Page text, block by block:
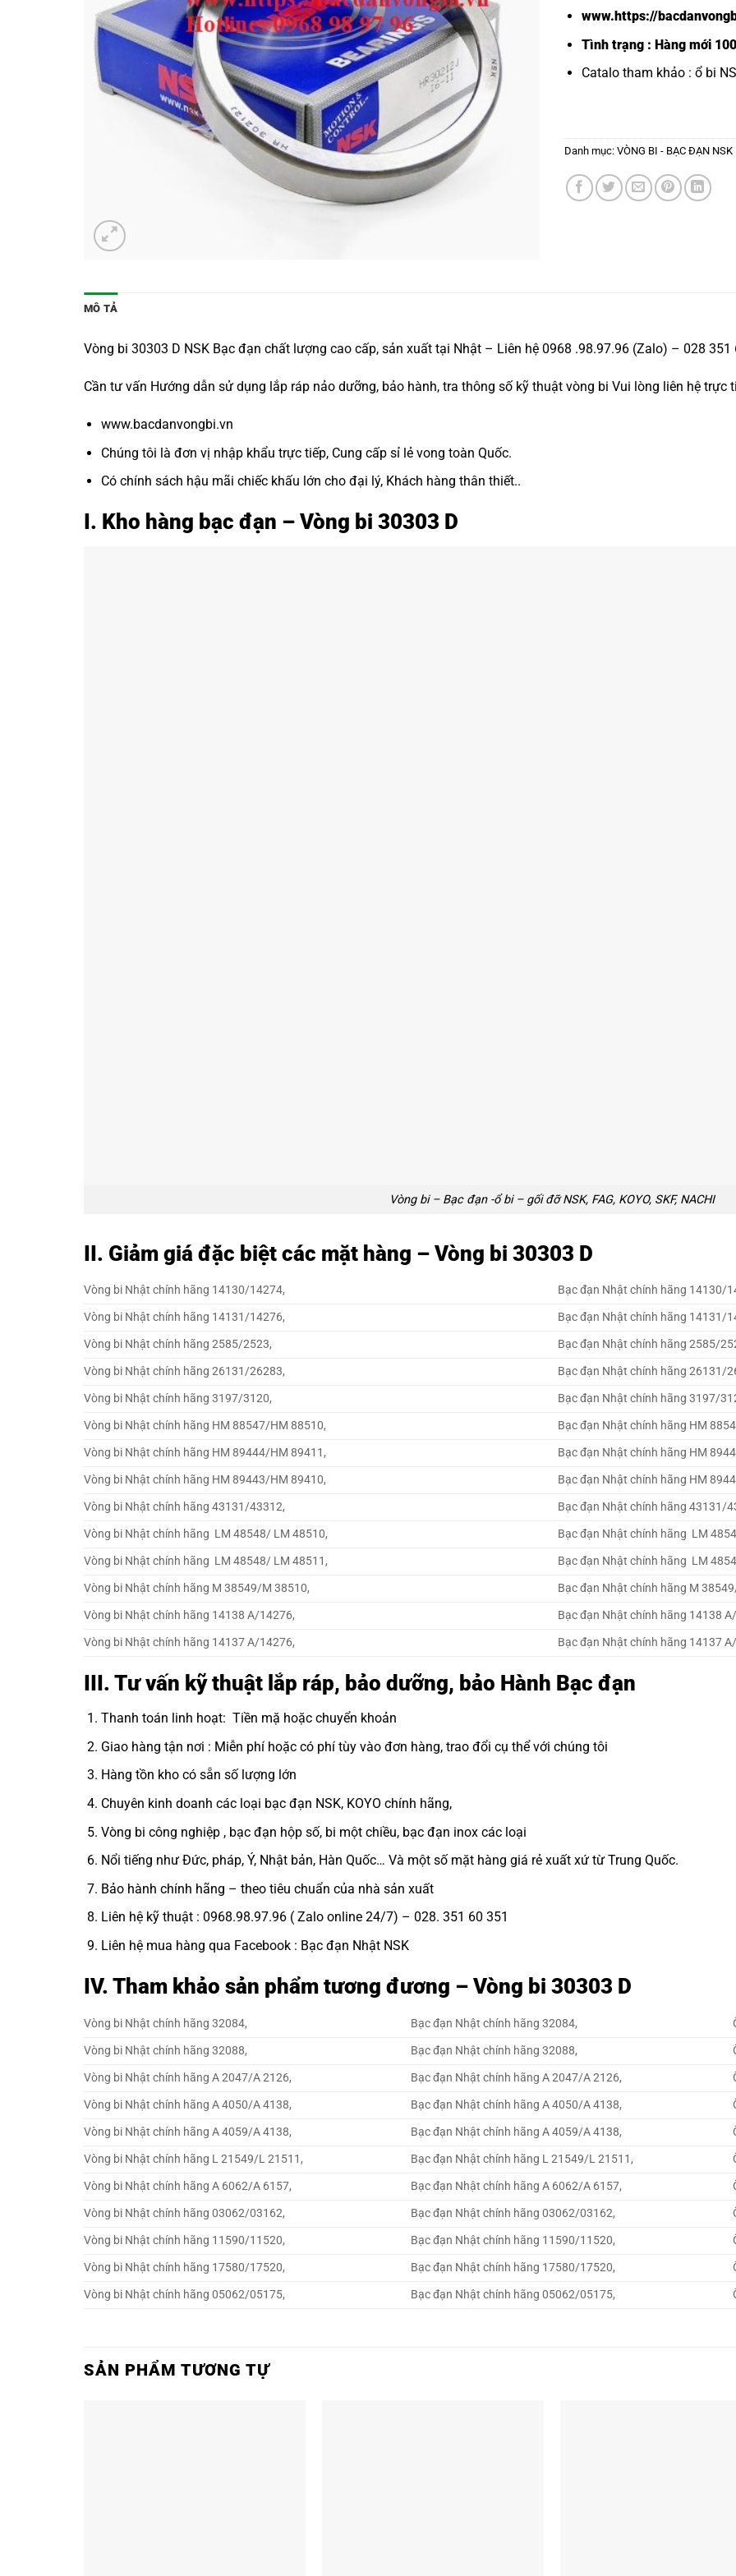
www.https://
Tình trạng : Hàng mới
Catalo tham khảo : ổ bi
Danh mục: VÒNG BI - BẠC ĐẠN NSK
MÔ TẢ
Vòng bi 30303 D NSK Bạc đạn chất lượng cao cấp, sản xuất tại Nhật – Liên hệ 0968 .98.97.96 (Zalo) – 028 351
Cần tư vấn Hướng dẫn sử dụng lắp ráp nảo dưỡng, bảo hành, tra thông số kỹ thuật vòng bi Vui lòng liên hệ trực
www.bacdanvongbi.vn
Chúng tôi là đơn vị nhập khẩu trực tiếp, Cung cấp sỉ lẻ vong toàn Quốc.
Có chính sách hậu mãi chiếc khấu lớn cho đại lý, Khách hàng thân thiết..
I. Kho hàng bạc đạn – Vòng bi 30303 D
Vòng bi – Bạc đạn -ổ bi – gối đỡ NSK, FAG, KOYO, SKF, NACHI
II. Giảm giá đặc biệt các mặt hàng – Vòng bi 30303 D
Vòng bi Nhật chính hãng 14130/14274,
Bạc đạn Nhật chính hãng 14130/
Vòng bi Nhật chính hãng 14131/14276,
Bạc đạn Nhật chính hãng 14131/
Vòng bi Nhật chính hãng 2585/2523,
Bạc đạn Nhật chính hãng 2585/
Vòng bi Nhật chính hãng 26131/26283,
Bạc đạn Nhật chính hãng 26131/
Vòng bi Nhật chính hãng 3197/3120,
Bạc đạn Nhật chính hãng 3197/
Vòng bi Nhật chính hãng HM 88547/HM 88510,
Bạc đạn Nhật chính hãng HM
Vòng bi Nhật chính hãng HM 89444/HM 89411,
Bạc đạn Nhật chính hãng HM
Vòng bi Nhật chính hãng HM 89443/HM 89410,
Bạc đạn Nhật chính hãng HM
Vòng bi Nhật chính hãng 43131/43312,
Bạc đạn Nhật chính hãng 43131/
Vòng bi Nhật chính hãng LM 48548/ LM 48510,
Bạc đạn Nhật chính hãng LM
Vòng bi Nhật chính hãng LM 48548/ LM 48511,
Bạc đạn Nhật chính hãng LM
Vòng bi Nhật chính hãng M 38549/M 38510,
Bạc đạn Nhật chính hãng M
Vòng bi Nhật chính hãng 14138 A/14276,
Bạc đạn Nhật chính hãng 14138
Vòng bi Nhật chính hãng 14137 A/14276,
Bạc đạn Nhật chính hãng 14137
III. Tư vấn kỹ thuật lắp ráp, bảo dưỡng, bảo Hành Bạc đạn
Thanh toán linh hoạt: Tiền mặ hoặc chuyển khoản
Giao hàng tận nơi : Miễn phí hoặc có phí tùy vào đơn hàng, trao đổi cụ thể với chúng tôi
Hàng tồn kho có sẵn số lượng lớn
Chuyên kinh doanh các loại bạc đạn NSK, KOYO chính hãng,
Vòng bi công nghiệp, bạc đạn hộp số, bi một chiều, bạc đạn inoxcác loại
Nổi tiếng như Đức, pháp, Ý, Nhật bản, Hàn Quốc… Và một số mặt hàng giá rẻ xuất xứ từ Trung Quốc.
Bảo hành chính hãng – theo tiêu chuẩn của nhà sản xuất
Liên hệ kỹ thuật : 0968.98.97.96 ( Zalo online 24/7) – 028. 351 60 351
Liên hệ mua hàng qua Facebook : Bạc đạn Nhật NSK
IV. Tham khảo sản phẩm tương đương – Vòng bi 30303 D
Vòng bi Nhật chính hãng 32084, Bạc đạn Nhật chính hãng 32084,
Vòng bi Nhật chính hãng 32088,
Bạc đạn Nhật chính hãng 32088,
Vòng bi Nhật chính hãng A 2047/A 2126,
Bạc đạn Nhật chính hãng A 2047/A 2126,
Vòng bi Nhật chính hãng A 4050/A 4138,
Bạc đạn Nhật chính hãng A 4050/A 4138,
Vòng bi Nhật chính hãng A 4059/A 4138,
Bạc đạn Nhật chính hãng A 4059/A 4138,
Vòng bi Nhật chính hãng L 21549/L 21511,
Bạc đạn Nhật chính hãng L 21549/L 21511,
Vòng bi Nhật chính hãng A 6062/A 6157,
Bạc đạn Nhật chính hãng A 6062/A 6157,
Vòng bi Nhật chính hãng 03062/03162,
Bạc đạn Nhật chính hãng 03062/03162,
Vòng bi Nhật chính hãng 11590/11520,
Bạc đạn Nhật chính hãng 11590/11520,
Vòng bi Nhật chính hãng 17580/17520,
Bạc đạn Nhật chính hãng 17580/17520,
Vòng bi Nhật chính hãng 05062/05175,
Bạc đạn Nhật chính hãng 05062/05175,
SẢN PHẨM TƯƠNG TỰ